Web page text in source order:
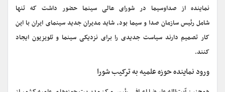
نماینده از صداوسیما در شورای عالی سینما حضور داشت که تنها
شامل رئیس سازمان صدا و سیما بود، شاید مدیران جدید سینمای ایران با این
کار تصمیم دارند سیاست جدیدی را برای نزدیکی سینما و تلویزیون ایجاد
کنند.
ورود نماینده حوزه علمیه به ترکیب شورا